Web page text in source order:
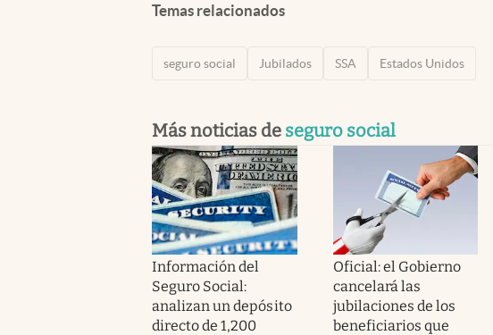
Temas relacionados
seguro social Jubilados SSA Estados Unidos
Más noticias de seguro social
Información del
Seguro Social:
analizan un depósito
directo de 1,200
Oficial: el Gobierno
cancelará las
jubilaciones de los
beneficiarios que